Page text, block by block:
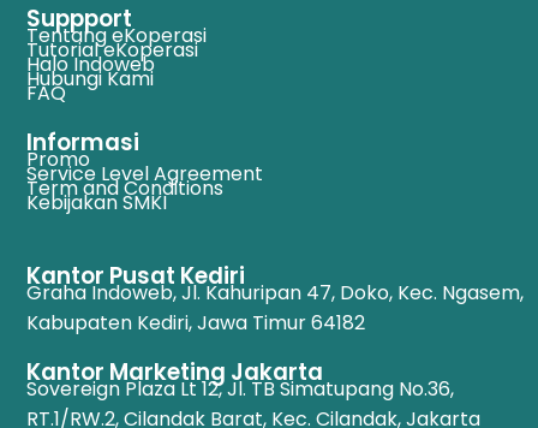
Suppport
Tentang eKoperasi
Tutorial eKoperasi
Halo Indoweb
Hubungi Kami
FAQ
Informasi
Promo
Service Level Agreement
Term and Conditions
Kebijakan SMKI
Kantor Pusat Kediri
Graha Indoweb, Jl. Kahuripan 47, Doko, Kec. Ngasem,
Kabupaten Kediri, Jawa Timur 64182
Kantor Marketing Jakarta
Sovereign Plaza Lt 12, Jl. TB Simatupang No.36,
RT.1/RW.2, Cilandak Barat, Kec. Cilandak, Jakarta